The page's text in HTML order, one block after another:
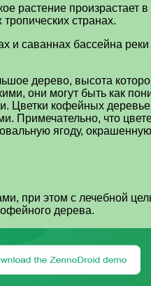
растение
странах.
и саваннах бассейна
дерево, высота
они могут быть как
кофейных
Примечательно, что
ягоду,
этом с лечебной
дерева.